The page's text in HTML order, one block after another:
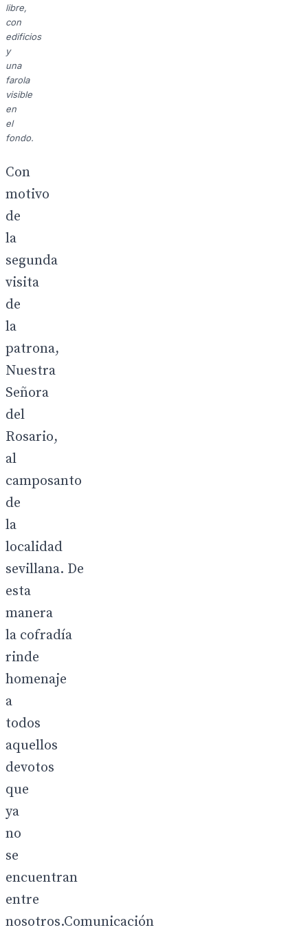
libre,
con
edificios
y
una
farola
visible
en
el
fondo.
Con
motivo
de
la
segunda
visita
de
la
patrona,
Nuestra
Señora
del
Rosario,
al
camposanto
de
la
localidad
sevillana. De
esta
manera
la cofradía
rinde
homenaje
a
todos
aquellos
devotos
que
ya
no
se
encuentran
entre
nosotros.Comunicación